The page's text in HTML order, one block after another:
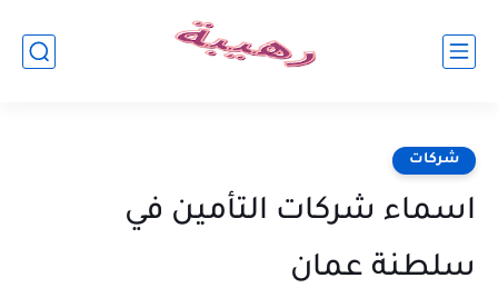
شركات
اسماء شركات التأمين في
سلطنة عمان